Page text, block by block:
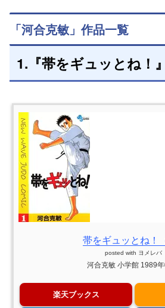
「河合克敏」作品一覧
1.『帯をギュッとね！
帯をギュッとね！
posted with ヨメレバ
河合克敏 小学館 1989年
楽天ブックス